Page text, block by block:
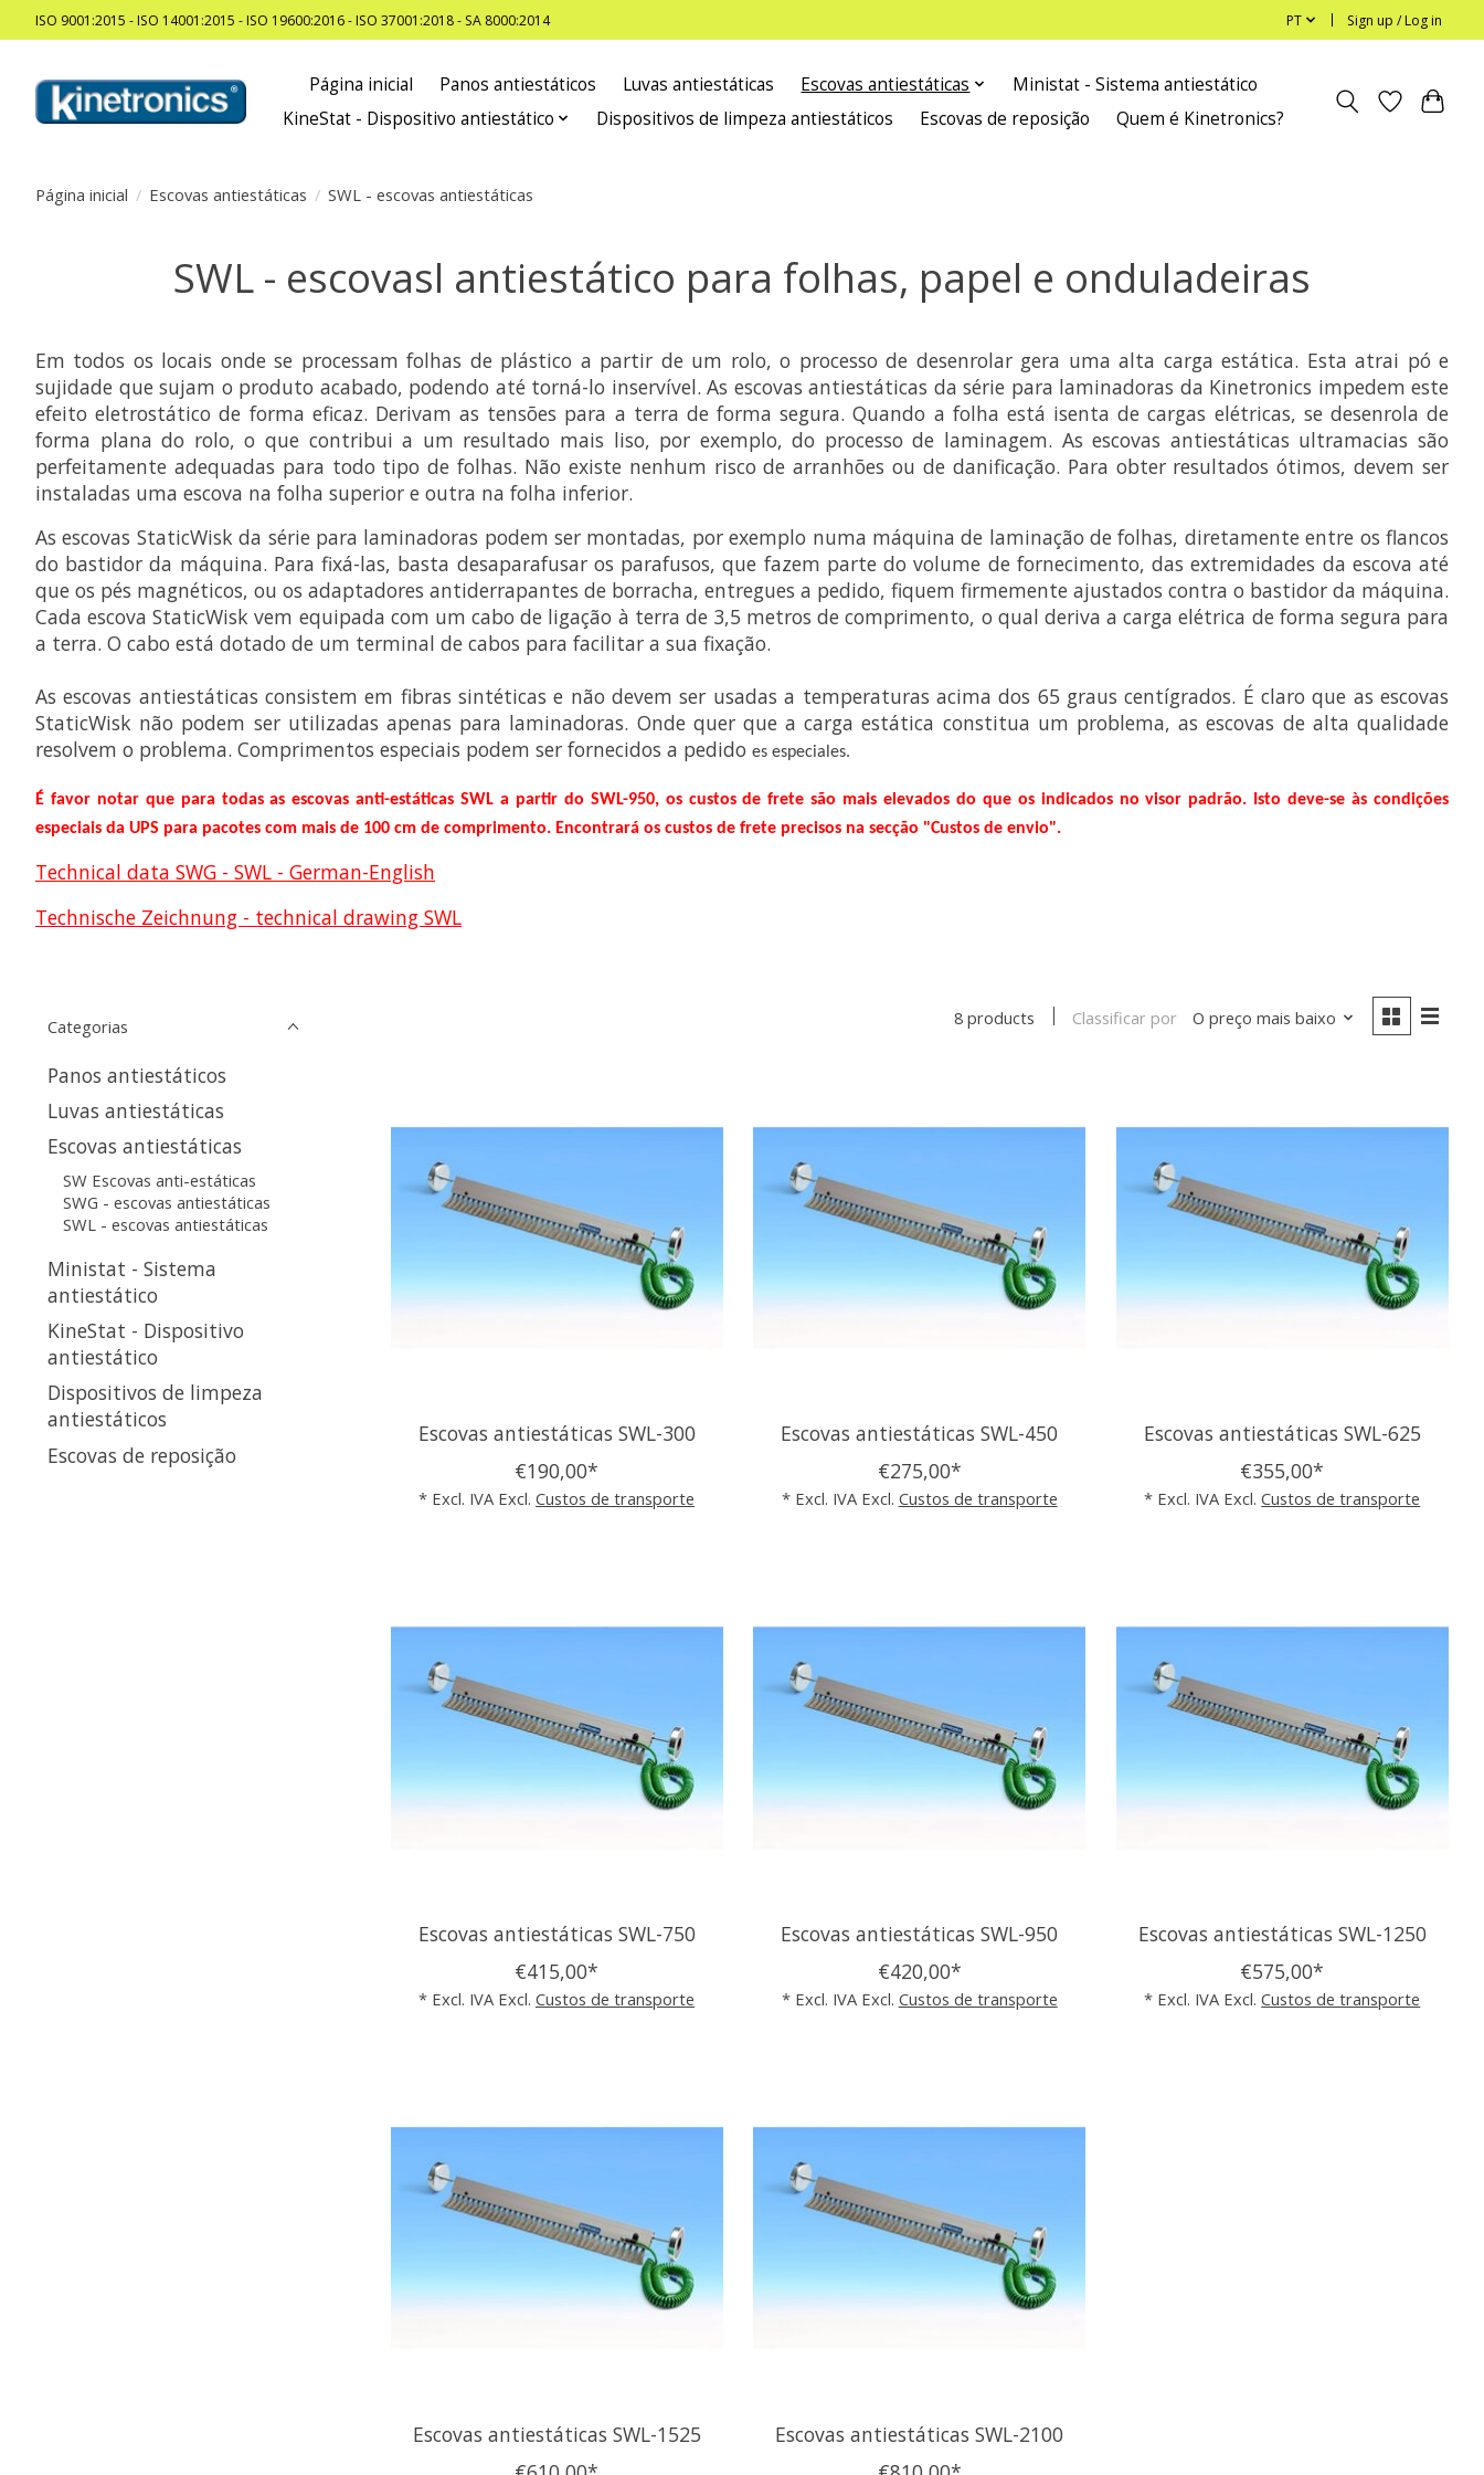
ISO 9001:2015 - ISO 14001:2015 - ISO 19600:2016 - ISO 37001:2018 - SA 8000:2014 PT Sign up / Log in
Página inicial Panos antiestáticos Luvas antiestáticas Escovas antiestáticas
Ministat - Sistema antiestático
KineStat - Dispositivo antiestático
Dispositivos de limpeza antiestáticos Escovas de reposição Quem é Kinetronics?
Página inicial / Escovas antiestáticas / SWL - escovas antiestáticas
SWL - escovasl antiestático para folhas, papel e onduladeiras
Em todos os locais onde se processam folhas de plástico a partir de um rolo, o processo de desenrolar gera uma alta carga estática. Esta atrai pó e
sujidade que sujam o produto acabado, podendo até torná-lo inservível. As escovas antiestáticas da série para laminadoras da Kinetronics impedem este
efeito eletrostático de forma eficaz. Derivam as tensões para a terra de forma segura. Quando a folha está isenta de cargas elétricas, se desenrola de
forma plana do rolo, o que contribui a um resultado mais liso, por exemplo, do processo de laminagem. As escovas antiestáticas ultramacias são
perfeitamente adequadas para todo tipo de folhas. Não existe nenhum risco de arranhões ou de danificação. Para obter resultados ótimos, devem ser
instaladas uma escova na folha superior e outra na folha inferior.
As escovas StaticWisk da série para laminadoras podem ser montadas, por exemplo numa máquina de laminação de folhas, diretamente entre os flancos
do bastidor da máquina. Para fixá-las, basta desaparafusar os parafusos, que fazem parte do volume de fornecimento, das extremidades da escova até
que os pés magnéticos, ou os adaptadores antiderrapantes de borracha, entregues a pedido, fiquem firmemente ajustados contra o bastidor da máquina.
Cada escova StaticWisk vem equipada com um cabo de ligação à terra de 3,5 metros de comprimento, o qual deriva a carga elétrica de forma segura para
a terra. O cabo está dotado de um terminal de cabos para facilitar a sua fixação.
As escovas antiestáticas consistem em fibras sintéticas e não devem ser usadas a temperaturas acima dos 65 graus centígrados. É claro que as escovas
StaticWisk não podem ser utilizadas apenas para laminadoras. Onde quer que a carga estática constitua um problema, as escovas de alta qualidade
resolvem o problema. Comprimentos especiais podem ser fornecidos a pedido es especiales.
É favor notar que para todas as escovas anti-estáticas SWL a partir do SWL-950, os custos de frete são mais elevados do que os indicados no visor padrão. Isto deve-se às condições
especiais da UPS para pacotes com mais de 100 cm de comprimento. Encontrará os custos de frete precisos na secção "Custos de envio".
Technical data SWG - SWL - German-English
Technische Zeichnung - technical drawing SWL
Categorias
Panos antiestáticos
Luvas antiestáticas
Escovas antiestáticas
SW Escovas anti-estáticas
SWG - escovas antiestáticas
SWL - escovas antiestáticas
Ministat - Sistema
antiestático
KineStat - Dispositivo
antiestático
Dispositivos de limpeza
antiestáticos
Escovas de reposição
8 products Classificar por O preço mais baixo
Escovas antiestáticas SWL-300
€190,00*
* Excl. IVA Excl.Custos de transporte
Escovas antiestáticas SWL-450
€275,00*
* Excl. IVA Excl. Custos de transporte
Escovas antiestáticas SWL-625
€355,00*
* Excl. IVA Excl.Custos de transporte
Escovas antiestáticas SWL-750
€415,00*
* Excl. IVA Excl.Custos de transporte
Escovas antiestáticas SWL-950
€420,00*
* Excl. IVA Excl. Custos de transporte
Escovas antiestáticas SWL-1250
€575,00*
* Excl. IVA Excl.Custos de transporte
Escovas antiestáticas SWL-1525
Escovas antiestáticas SWL-2100